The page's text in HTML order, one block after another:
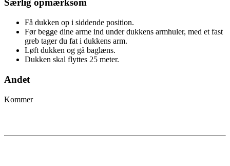
Særlig opmærksom
Få dukken op i siddende position.
Før begge dine arme ind under dukkens armhuler, med et fast
greb tager du fat i dukkens arm.
Løft dukken og gå baglæns.
Dukken skal flyttes 25 meter.
Andet
Kommer